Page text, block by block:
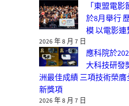
「東盟電
於8月舉行
模 以電影
2026 年 8 月 7 日
應科院於
大科技研發
洲最佳成績 三項技術榮
新獎項
2026 年 8 月 7 日